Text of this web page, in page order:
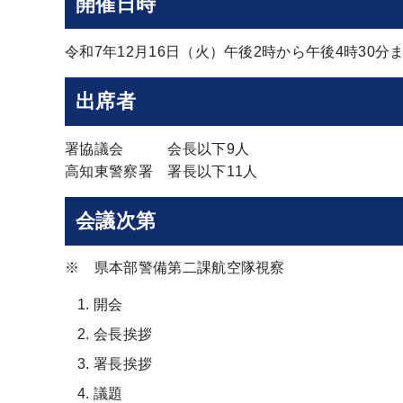
令和7年12月16日（火）午後2時から午後4時30分
出席者
署協議会 会長以下9人
高知東警察署 署長以下11人
会議次第
※ 県本部警備第二課航空隊視察
開会
会長挨拶
署長挨拶
議題